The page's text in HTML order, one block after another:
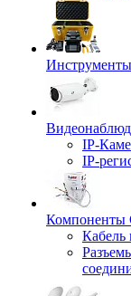
Инструменты
IP-
IP-
Кабель